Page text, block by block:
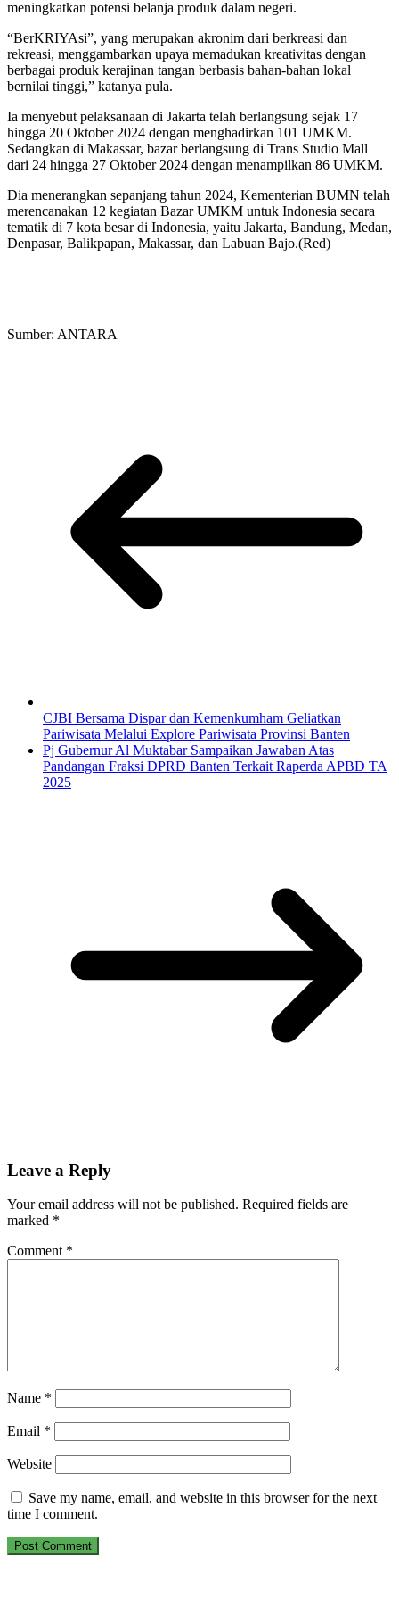
meningkatkan potensi belanja produk dalam negeri.
“BerKRIYAsi”, yang merupakan akronim dari berkreasi dan
rekreasi, menggambarkan upaya memadukan kreativitas dengan
berbagai produk kerajinan tangan berbasis bahan-bahan lokal
bernilai tinggi,” katanya pula.
Ia menyebut pelaksanaan di Jakarta telah berlangsung sejak 17
hingga 20 Oktober 2024 dengan menghadirkan 101 UMKM.
Sedangkan di Makassar, bazar berlangsung di Trans Studio Mall
dari 24 hingga 27 Oktober 2024 dengan menampilkan 86 UMKM.
Dia menerangkan sepanjang tahun 2024, Kementerian BUMN telah
merencanakan 12 kegiatan Bazar UMKM untuk Indonesia secara
tematik di 7 kota besar di Indonesia, yaitu Jakarta, Bandung, Medan,
Denpasar, Balikpapan, Makassar, dan Labuan Bajo.(Red)
Sumber: ANTARA
CJBI Bersama Dispar dan Kemenkumham Geliatkan
Pariwisata Melalui Explore Pariwisata Provinsi Banten
Pj Gubernur Al Muktabar Sampaikan Jawaban Atas
Pandangan Fraksi DPRD Banten Terkait Raperda APBD TA
2025
Leave a Reply
Your email address will not be published. Required fields are
marked *
Comment *
Name *
Email *
Website
Save my name, email, and website in this browser for the next
time I comment.